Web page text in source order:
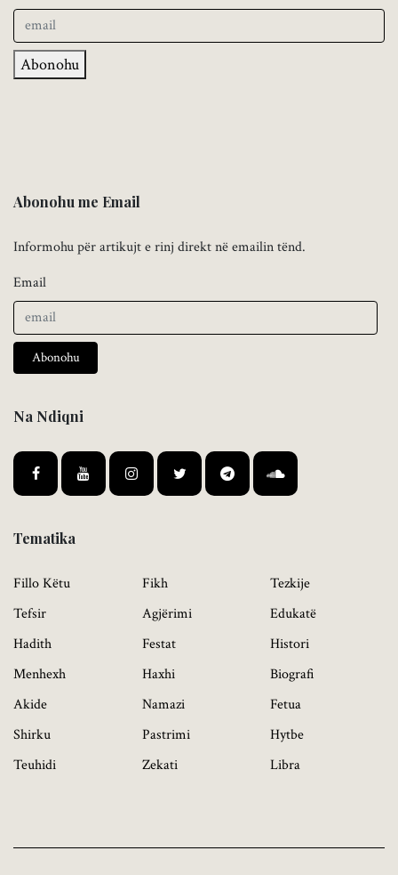
Abonohu
Abonohu me Email
Informohu për artikujt e rinj direkt në emailin tënd.
Email
Abonohu
Na Ndiqni
Tematika
Fillo Këtu
Tefsir
Hadith
Menhexh
Akide
Shirku
Teuhidi
Fikh
Agjërimi
Festat
Haxhi
Namazi
Pastrimi
Zekati
Tezkije
Edukatë
Histori
Biografi
Fetua
Hytbe
Libra